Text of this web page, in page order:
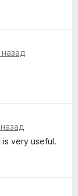
very useful.